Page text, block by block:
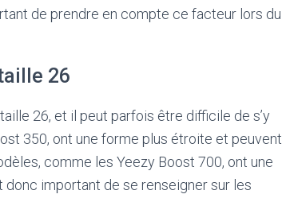
de prendre en compte ce facteur lors du
26
26, et il peut parfois être difficile de s’y
350, ont une forme plus étroite et peuvent
comme les Yeezy Boost 700, ont une
important de se renseigner sur les